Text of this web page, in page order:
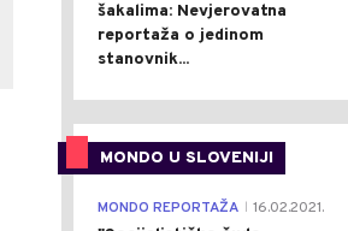
šakalima: Nevjerovatna
reportaža o jedinom
stanovnik...
MONDO U SLOVENIJI
MONDO REPORTAŽA 16.02.2021.